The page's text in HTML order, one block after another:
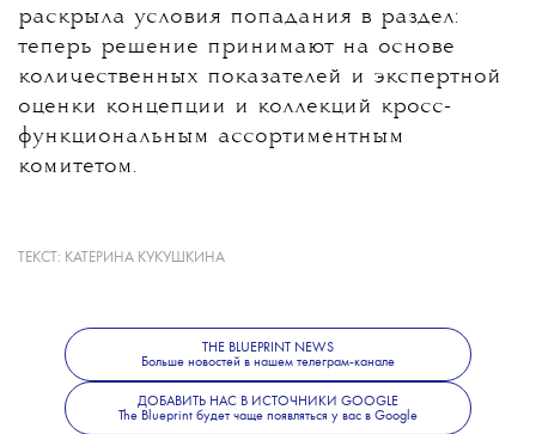
раскрыла условия попадания в раздел:
теперь решение принимают на основе
количественных показателей и экспертной
оценки концепции и коллекций кросс-
функциональным ассортиментным
комитетом.
платформе — через специальные подборки,
редакционные проекты и рекламные
кампании.
ТЕКСТ: КАТЕРИНА КУКУШКИНА
THE BLUEPRINT NEWS
Больше новостей в нашем телеграм-канале
ДОБАВИТЬ НАС В ИСТОЧНИКИ GOOGLE
The Blueprint будет чаще появляться у вас в Google